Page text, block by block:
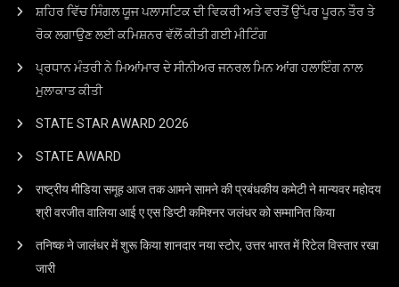
ਸ਼ਹਿਰ ਵਿੱਚ ਸਿੰਗਲ ਯੂਜ ਪਲਾਸਟਿਕ ਦੀ ਵਿਕਰੀ ਅਤੇ ਵਰਤੋਂ ਉੱਪਰ ਪੂਰਨ ਤੌਰ ਤੇ
ਰੋਕ ਲਗਾਉਣ ਲਈ ਕਮਿਸ਼ਨਰ ਵੱਲੋਂ ਕੀਤੀ ਗਈ ਮੀਟਿੰਗ
ਪ੍ਰਧਾਨ ਮੰਤਰੀ ਨੇ ਮਿਆਂਮਾਰ ਦੇ ਸੀਨੀਅਰ ਜਨਰਲ ਮਿਨ ਆਂਗ ਹਲਾਇੰਗ ਨਾਲ
ਮੁਲਾਕਾਤ ਕੀਤੀ
STATE STAR AWARD 2O26
STATE AWARD
राष्ट्रीय मीडिया समूह आज तक आमने सामने की प्रबंधकीय कमेटी ने मान्यवर महोदय
श्री वरजीत वालिया आई ए एस डिप्टी कमिश्नर जलंधर को सम्मानित किया
तनिष्क ने जालंधर में शुरू किया शानदार नया स्टोर, उत्तर भारत में रिटेल विस्तार रखा
जारी